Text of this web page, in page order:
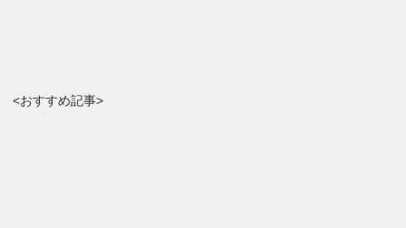
<おすすめ記事>